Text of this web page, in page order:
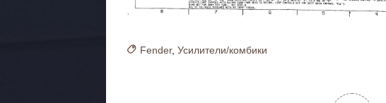
Fender, Усилители/комбики